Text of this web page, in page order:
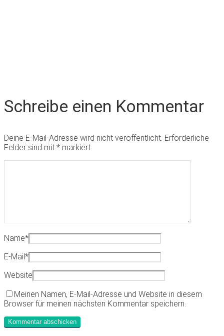
Schreibe einen Kommentar
Deine E-Mail-Adresse wird nicht veröffentlicht. Erforderliche
Felder sind mit * markiert
Name*
E-Mail*
Website
Meinen Namen, E-Mail-Adresse und Website in diesem
Browser für meinen nächsten Kommentar speichern.